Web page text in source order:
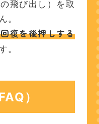
飛び出し）を取
。
復を後押しする
。
）